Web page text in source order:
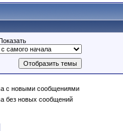
с новыми сообщениями
без новых сообщений